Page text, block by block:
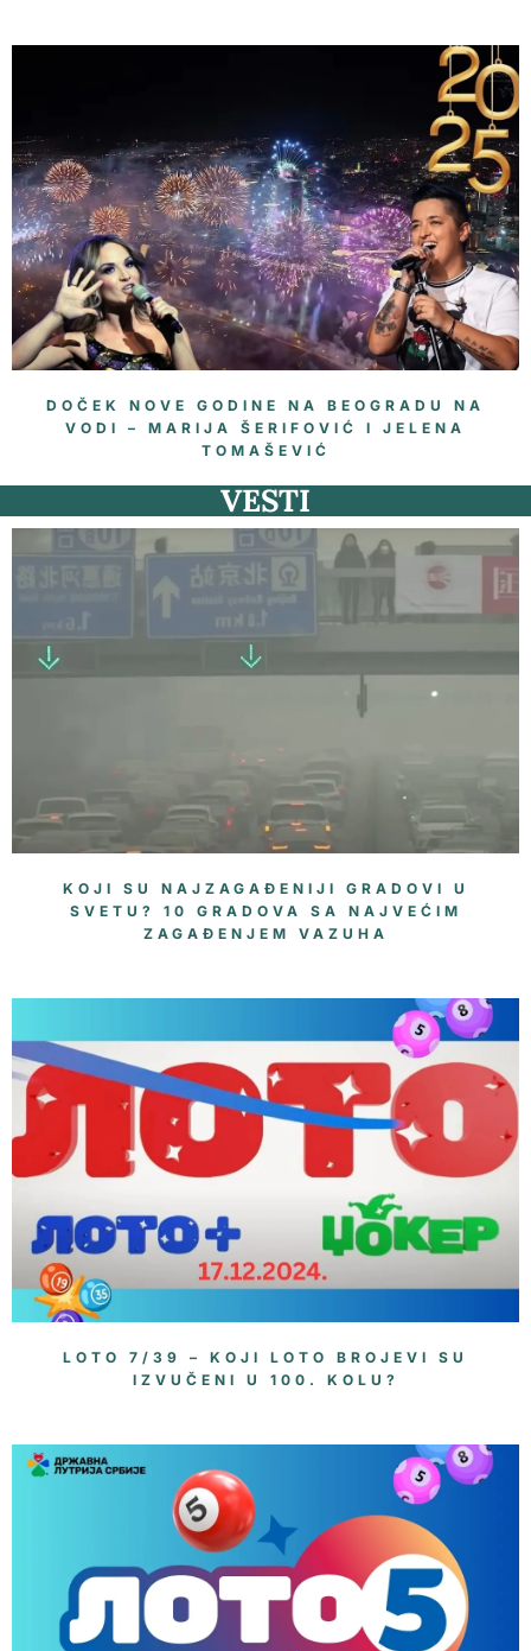
DOČEK NOVE GODINE NA BEOGRADU NA
VODI – MARIJA ŠERIFOVIĆ I JELENA
TOMAŠEVIĆ
VESTI
KOJI SU NAJZAGAĐENIJI GRADOVI U
SVETU? 10 GRADOVA SA NAJVEĆIM
ZAGAĐENJEM VAZUHA
LOTO 7/39 – KOJI LOTO BROJEVI SU
IZVUČENI U 100. KOLU?